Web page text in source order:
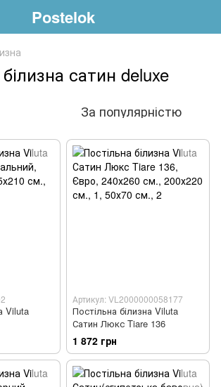
Postelok
сатин deluxe
За популярністю
Viluta
Артикул: VL2000000058177
Постільна білизна Viluta
Сатин Люкс Tiare 136
1 872 грн